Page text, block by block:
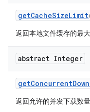
getCacheSizeLimit
返回本地文件缓存的最
abstract Integer
getConcurrent
返回允许的并发下载数量